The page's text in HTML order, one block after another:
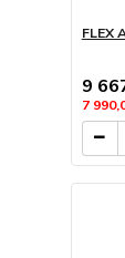
FLEX
9
7